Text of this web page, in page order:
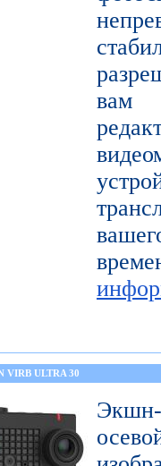
вам
VIRB ULTRA 30